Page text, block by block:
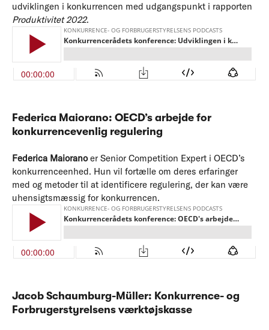
udviklingen i konkurrencen med udgangspunkt i rapporten
Produktivitet 2022.
Federica Maiorano: OECD’s arbejde for
konkurrencevenlig regulering
Federica Maioranoer Senior Competition Expert i OECD’s
konkurrenceenhed. Hun vil fortælle om deres erfaringer
med og metoder til at identificere regulering, der kan være
uhensigtsmæssig for konkurrencen.
Jacob Schaumburg-Müller: Konkurrence- og
Forbrugerstyrelsens værktøjskasse